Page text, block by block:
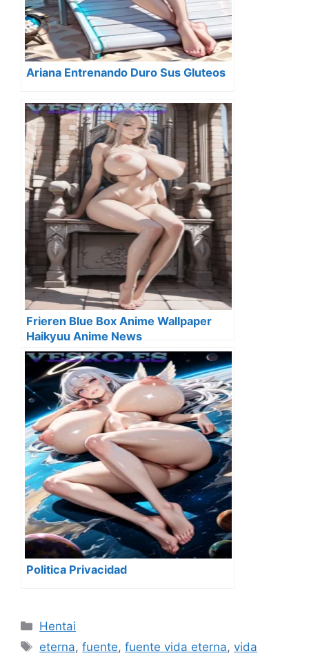
Ariana Entrenando Duro Sus Gluteos
Frieren Blue Box Anime Wallpaper
Haikyuu Anime News
Politica Privacidad
Categorías
Hentai
Etiquetas
eterna,fuente,fuente vida eterna,vida